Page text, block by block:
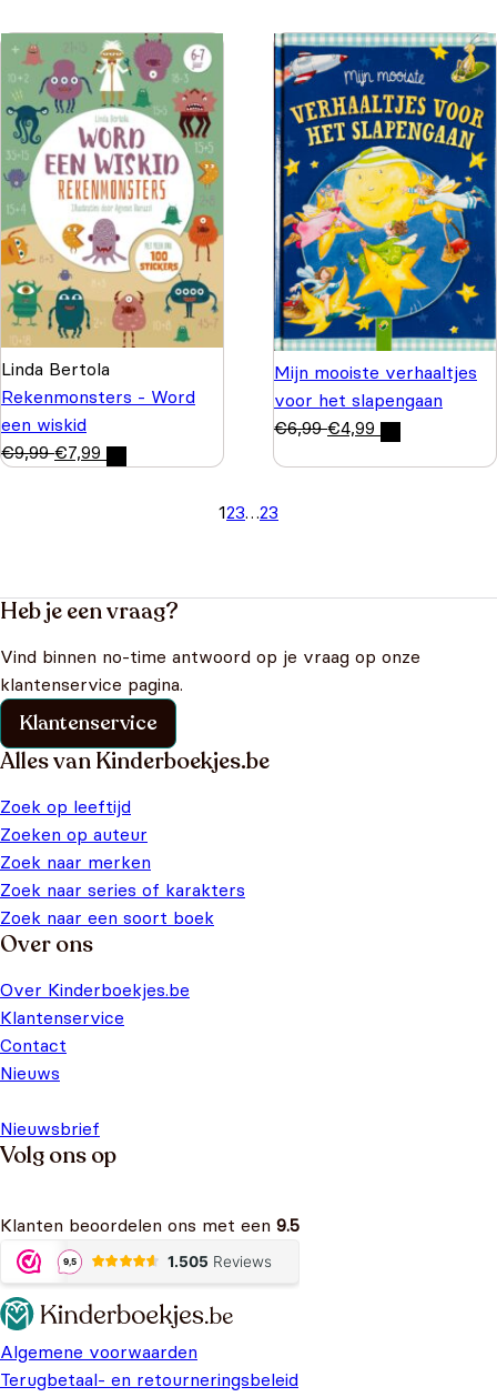
Linda Bertola
Rekenmonsters - Word
een wiskid
€9,99 €7,99
Mijn mooiste verhaaltjes
voor het slapengaan
€6,99 €4,99
123…23
Heb je een vraag?
Vind binnen no-time antwoord op je vraag op onze
klantenservice pagina.
Klantenservice
Alles van Kinderboekjes.be
Zoek op leeftijd
Zoeken op auteur
Zoek naar merken
Zoek naar series of karakters
Zoek naar een soort boek
Over ons
Over Kinderboekjes.be
Klantenservice
Contact
Nieuws
Nieuwsbrief
Volg ons op
Klanten beoordelen ons met een 9.5
Algemene voorwaarden
Terugbetaal- en retourneringsbeleid